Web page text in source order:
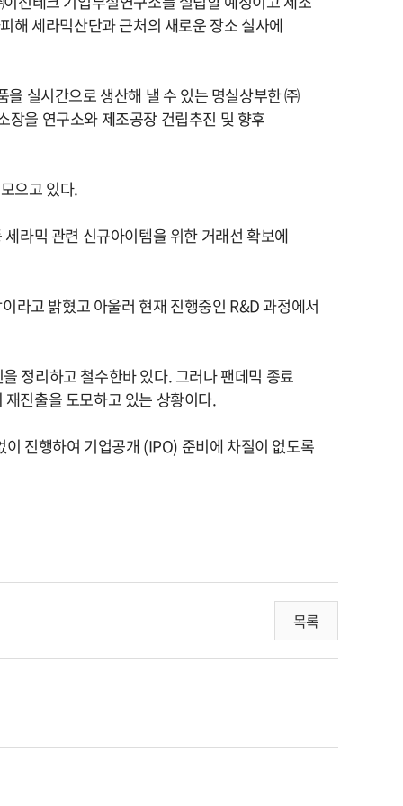
해 세라믹산단과 근처의 새로운 장소 실사에
실시간으로 생산해 낼 수 있는 명실상부한 ㈜
을 연구소와 제조공장 건립추진 및 향후
으고 있다.
라믹 관련 신규아이템을 위한 거래선 확보에
라고 밝혔고 아울러 현재 진행중인 R&D과정에서
정리하고 철수한바 있다.그러나 팬데믹 종료
진출을 도모하고 있는 상황이다.
이 진행하여 기업공개(IPO)준비에 차질이 없도록
목록